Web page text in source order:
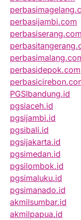
perbasijambi.com
perbasiserang.com
perbasidepok.com
PGSIbandung.id
pgsiaceh.id
pgsijambi.id
pgsibali.id
pgsijakarta.id
pgsimedan.id
pgsilombok.id
pgsimaluku.id
pgsimanado.id
akmilsumbar.id
akmilpapua.id